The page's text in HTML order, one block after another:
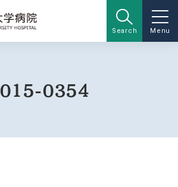
Search Menu
015-0354